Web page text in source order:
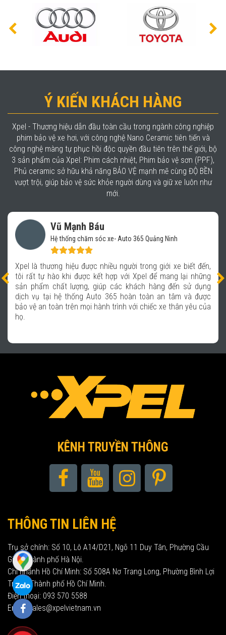
Ý KIẾN KHÁCH HÀNG
Xpel - Thương hiệu dẫn đầu toàn cầu trong ngành công nghiệp
phim bảo vệ xe hơi, với công nghệ Nano Ceramic tiên tiến và
công nghệ màng tự phục hồi độc quyền đầu tiên trên thế giới, bộ
3 sản phẩm của Xpel: Phim cách nhiệt, Phim bảo vệ sơn (PPF),
Phủ ceramic sở hữu khả năng BẢO VỆ mạnh mẽ cùng ĐỘ BỀN
vượt trội, giúp bảo vệ sức khỏe người dùng và giữ xe luôn như
mới.
Vũ Mạnh Báu
Hệ thống chăm sóc xe- Auto 365 Quảng Ninh
Xpel là thương hiệu được nhiều người trong giới xe biết đến,
tôi rất tự hào khi được kết hợp với Xpel để mang lại những
sản phẩm chất lượng, giúp các khách hàng đến sử dụng
dịch vụ tại hệ thống Auto 365 hoàn toàn an tâm và được
bảo vệ an toàn trên mọi hành trình với chiếc xe thân yêu của
họ.
KÊNH TRUYỀN THÔNG
THÔNG TIN LIÊN HỆ
Trụ sở chính: Số 10, Lô A14/D21, Ngõ 11 Duy Tân, Phường Cầu
Giấy, Thành phố Hà Nội.
Chi nhánh Hồ Chí Minh: Số 508A Nơ Trang Long, Phường Bình Lợi
Trung, Thành phố Hồ Chí Minh.
Điện thoại: 093 570 5588
Email: sales@xpelvietnam.vn